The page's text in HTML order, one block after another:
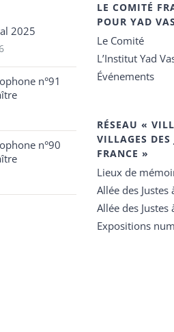
2025
n°91
n°90
LE COMITÉ
POUR YAD
Le Comité
L’Institut Yad
Événements
RÉSEAU «
VILLAGES DES
FRANCE »
Lieux de
Allée des Justes
Allée des Justes
Expositions